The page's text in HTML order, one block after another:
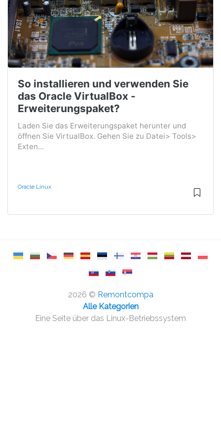
So installieren und verwenden Sie
das Oracle VirtualBox -
Erweiterungspaket?
Laden Sie das Erweiterungspaket herunter und
öffnen Sie VirtualBox. Gehen Sie zu Datei> Tools>
Exten...
Oracle Linux
2026 © Remontcompa
Alle Kategorien
Eine Seite über das Linux-Betriebssystem